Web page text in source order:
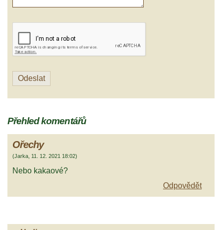
Přehled komentářů
Ořechy
(Jarka, 11. 12. 2021 18:02)
Nebo kakaové?
Odpovědět